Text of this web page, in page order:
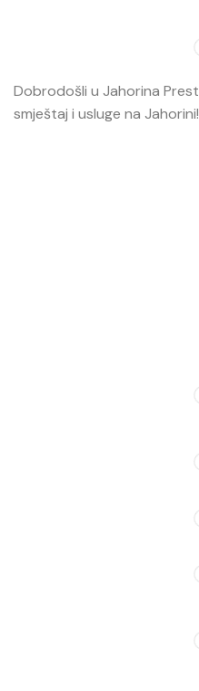
Dobrodošli u Jahorina
smještaj i usluge na Jahorini!